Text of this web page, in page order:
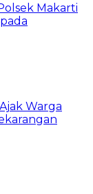
Makarti
Warga